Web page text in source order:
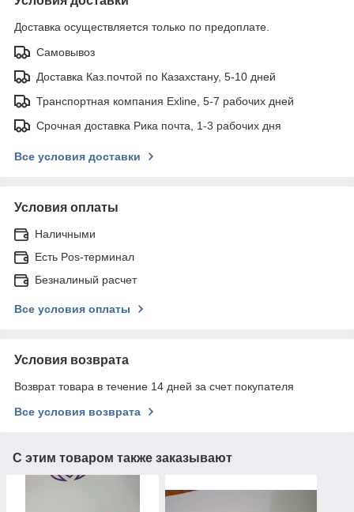
Доставка осуществляется только по предоплате.
Самовывоз
Доставка Каз.почтой по Казахстану, 5-10 дней
Транспортная компания Exline, 5-7 рабочих дней
Срочная доставка Рика почта, 1-3 рабочих дня
Все условия доставки
Условия оплаты
Наличными
Есть Pos-терминал
Безналиный расчет
Все условия оплаты
Условия возврата
Возврат товара в течение 14 дней за счет покупателя
Все условия возврата
С этим товаром также заказывают